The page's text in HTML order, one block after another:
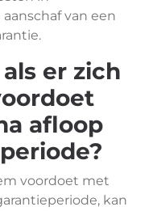
van een
er zich
afloop
voordoet met
kan